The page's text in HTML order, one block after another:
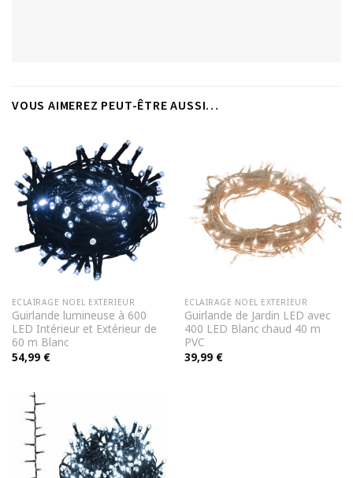
VOUS AIMEREZ PEUT-ÊTRE AUSSI…
ECLAIRAGE NOEL EXTERIEUR
Guirlande lumineuse à 600
LED Intérieur et Extérieur de
60 m Blanc
54,99 €
ECLAIRAGE NOEL EXTERIEUR
Guirlande de Jardin LED avec
400 LED Blanc chaud 40 m
PVC
39,99 €